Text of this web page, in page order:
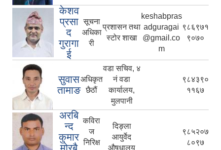
केशव
प्रसा
द
गुरागा
ई
सूचना
अधिका
री
प्रशासन तथा
स्टोर शाखा
keshabpras
adguragai
@gmail.co
m
९८६९७१
९०७०
सुवास
तामाङ
अधिकृत
छैठौं
वडा सचिव, ४
नं वडा
कार्यालय,
मुलपानी
९८४३९०
११६७
अरबि
न्द
कुमार
कविरा
ज
निरिक्ष
दिङ्ला
आयुर्वेद
औषधालय
९८५२०७
८०९७